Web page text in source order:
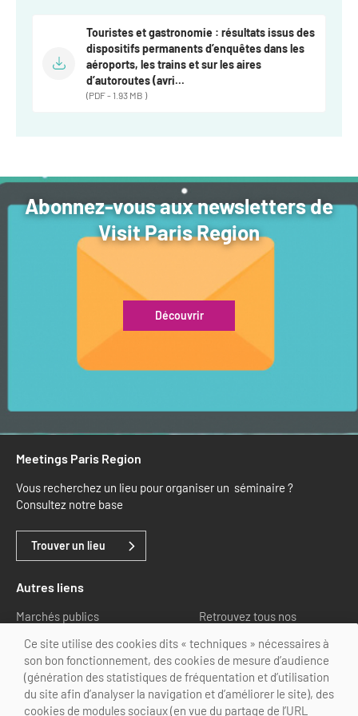
Annuaire accessibilité
Le Label Villes et Villages Fleuris
L'organisation du label
Inscription à la newsletter
Institutionnels du tourisme
Touristes et gastronomie : résultats issus des
dispositifs permanents d’enquêtes dans les
aéroports, les trains et sur les aires
d’autoroutes (avri...
(PDF - 1.93 MB )
Abonnez-vous aux newsletters de
Visit Paris Region
Découvrir
Meetings Paris Region
Vous recherchez un lieu pour organiser un séminaire ?
Consultez notre base
Trouver un lieu
Autres liens
Marchés publics
Retrouvez tous nos
Nous suivre
Ce site utilise des cookies dits « techniques » nécessaires à
son bon fonctionnement, des cookies de mesure d’audience
(génération des statistiques de fréquentation et d’utilisation
du site afin d’analyser la navigation et d’améliorer le site), des
cookies de modules sociaux (en vue du partage de l’URL